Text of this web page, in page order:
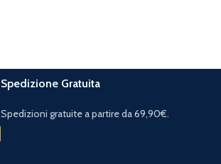
Spedizione Gratuita
Spedizioni gratuite a partire da 69,90€.